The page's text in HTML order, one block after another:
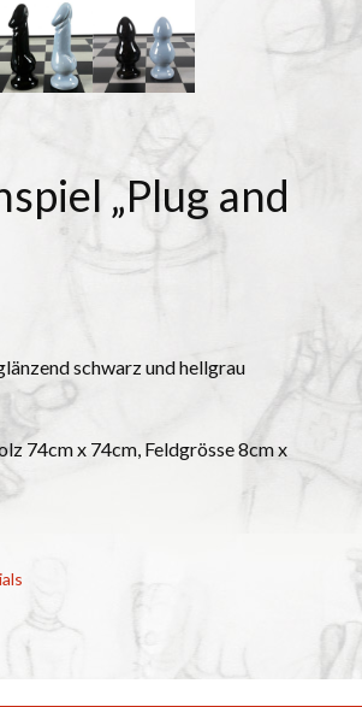
„Plug and
schwarz und hellgrau
74cm x 74cm, Feldgrösse 8cm x